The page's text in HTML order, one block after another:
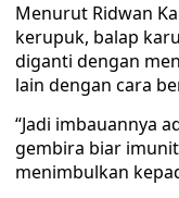
Menurut Ridwan
kerupuk, balap
diganti dengan
lain dengan cara
“Jadi imbauannya
gembira biar
menimbulkan